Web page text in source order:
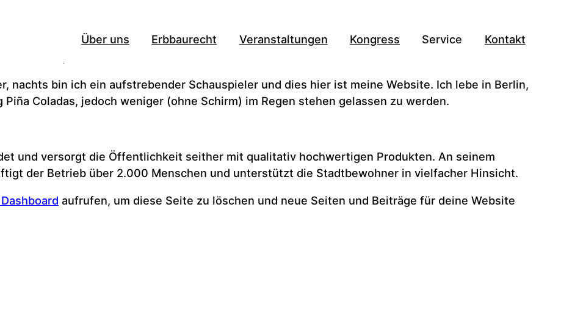
Über uns Erbbaurecht Veranstaltungen Kongress Service Kontakt
von Beiträgen, da sie stets an derselben Stelle bleibt und (bei den meisten Themes) in der Website-
einem Impressum, der Datenschutzerklärung oder einer „Über uns“-Seite, um sich potenziellen
nachts bin ich ein aufstrebender Schauspieler und dies hier ist meine Website. Ich lebe in Berlin,
Coladas, jedoch weniger (ohne Schirm) im Regen stehen gelassen zu werden.
und versorgt die Öffentlichkeit seither mit qualitativ hochwertigen Produkten. An seinem
der Betrieb über 2.000 Menschen und unterstützt die Stadtbewohner in vielfacher Hinsicht.
aufrufen, um diese Seite zu löschen und neue Seiten und Beiträge für deine Website